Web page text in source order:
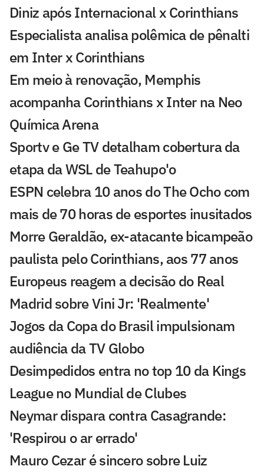
Diniz após Internacional x Corinthians
Especialista analisa polêmica de pênalti
em Inter x Corinthians
Em meio à renovação, Memphis
acompanha Corinthians x Inter na Neo
Química Arena
Sportv e Ge TV detalham cobertura da
etapa da WSL de Teahupo'o
ESPN celebra 10 anos do The Ocho com
mais de 70 horas de esportes inusitados
Morre Geraldão, ex-atacante bicampeão
paulista pelo Corinthians, aos 77 anos
Europeus reagem a decisão do Real
Madrid sobre Vini Jr: 'Realmente'
Jogos da Copa do Brasil impulsionam
audiência da TV Globo
Desimpedidos entra no top 10 da Kings
League no Mundial de Clubes
Neymar dispara contra Casagrande:
'Respirou o ar errado'
Mauro Cezar é sincero sobre Luiz